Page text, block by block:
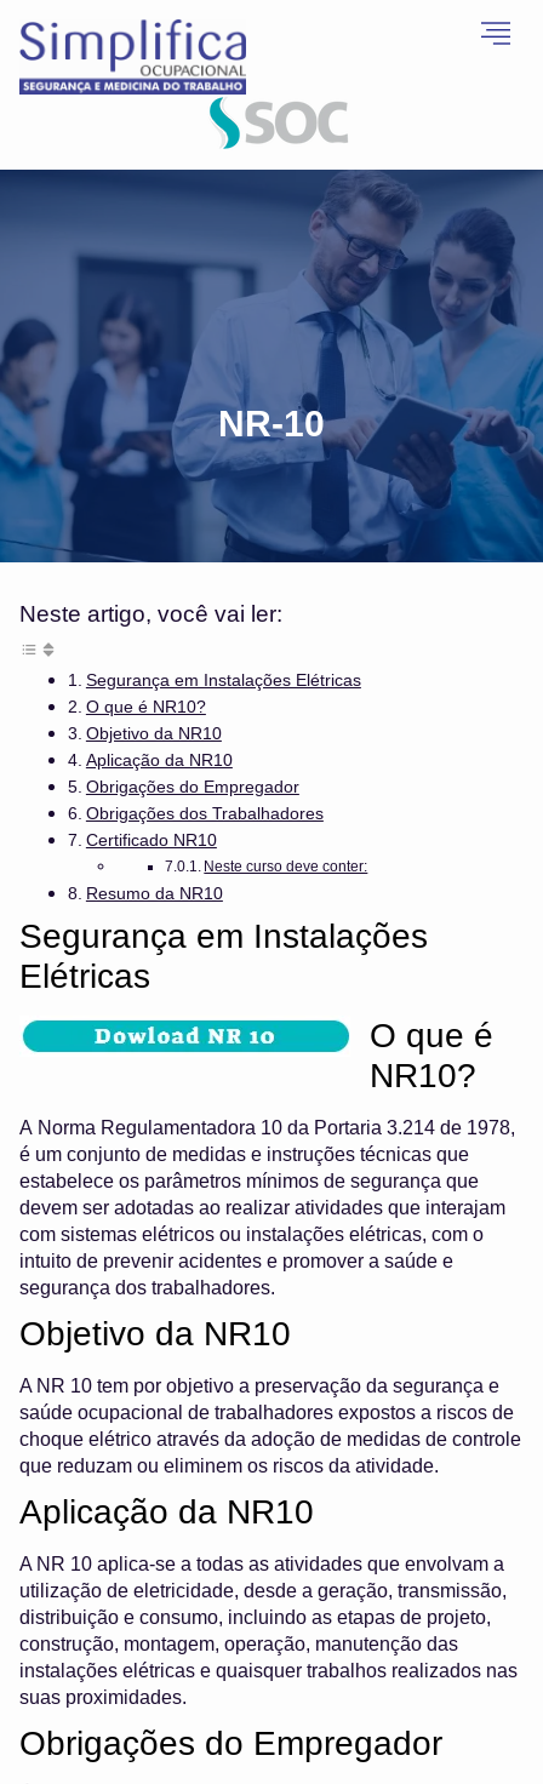
NR-10
Neste artigo, você vai ler:
Segurança em Instalações Elétricas
O que é NR10?
Objetivo da NR10
Aplicação da NR10
Obrigações do Empregador
Obrigações dos Trabalhadores
Certificado NR10
Neste curso deve conter:
Resumo da NR10
Segurança em Instalações
Elétricas
O que é
NR10?
A Norma Regulamentadora 10 da Portaria 3.214 de 1978,
é um conjunto de medidas e instruções técnicas que
estabelece os parâmetros mínimos de segurança que
devem ser adotadas ao realizar atividades que interajam
com sistemas elétricos ou instalações elétricas, com o
intuito de prevenir acidentes e promover a saúde e
segurança dos trabalhadores.
Objetivo da NR10
A NR 10 tem por objetivo a preservação da segurança e
saúde ocupacional de trabalhadores expostos a riscos de
choque elétrico através da adoção de medidas de controle
que reduzam ou eliminem os riscos da atividade.
Aplicação da NR10
A NR 10 aplica-se a todas as atividades que envolvam a
utilização de eletricidade, desde a geração, transmissão,
distribuição e consumo, incluindo as etapas de projeto,
construção, montagem, operação, manutenção das
instalações elétricas e quaisquer trabalhos realizados nas
suas proximidades.
Obrigações do Empregador